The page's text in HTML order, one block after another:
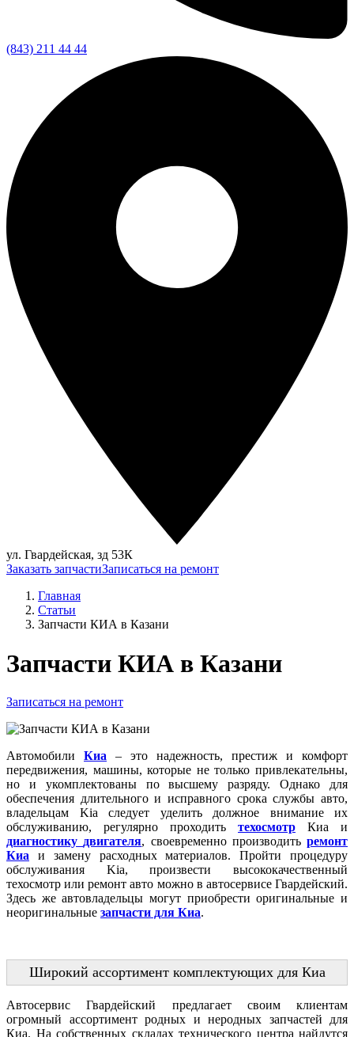
(843) 211 44 44
ул. Гвардейская, зд 53К
Заказать запчастиЗаписаться на ремонт
Главная
Статьи
Запчасти КИА в Казани
Запчасти КИА в Казани
Записаться на ремонт
Автомобили Киа – это надежность, престиж и комфорт
передвижения, машины, которые не только привлекательны,
но и укомплектованы по высшему разряду. Однако для
обеспечения длительного и исправного срока службы авто,
владельцам Kia следует уделить должное внимание их
обслуживанию, регулярно проходить техосмотр Киа и
диагностику двигателя, своевременно производить ремонт
Киа и замену расходных материалов. Пройти процедуру
обслуживания Kia, произвести высококачественный
техосмотр или ремонт авто можно в автосервисе Гвардейский.
Здесь же автовладельцы могут приобрести оригинальные и
неоригинальные запчасти для Киа.
Широкий ассортимент комплектующих для Киа
Автосервис Гвардейский предлагает своим клиентам
огромный ассортимент родных и неродных запчастей для
Киа. На собственных складах технического центра найдутся